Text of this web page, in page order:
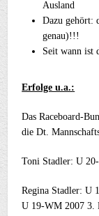
Ausland
Dazu gehört:
genau)!!!
Seit wann ist
Erfolge u.a.:
Das Raceboard-
die Dt.
Toni Stadler: U
Regina Stadler: U
U 19-WM 2007 3.